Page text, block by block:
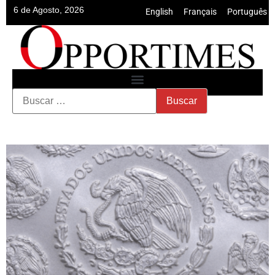
6 de Agosto, 2026 English Français Português